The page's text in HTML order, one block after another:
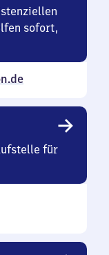
sofort,
für